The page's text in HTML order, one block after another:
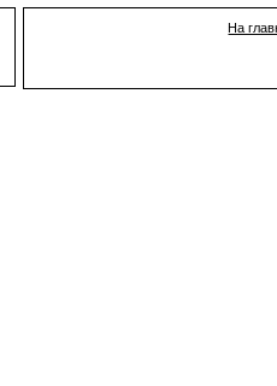
На